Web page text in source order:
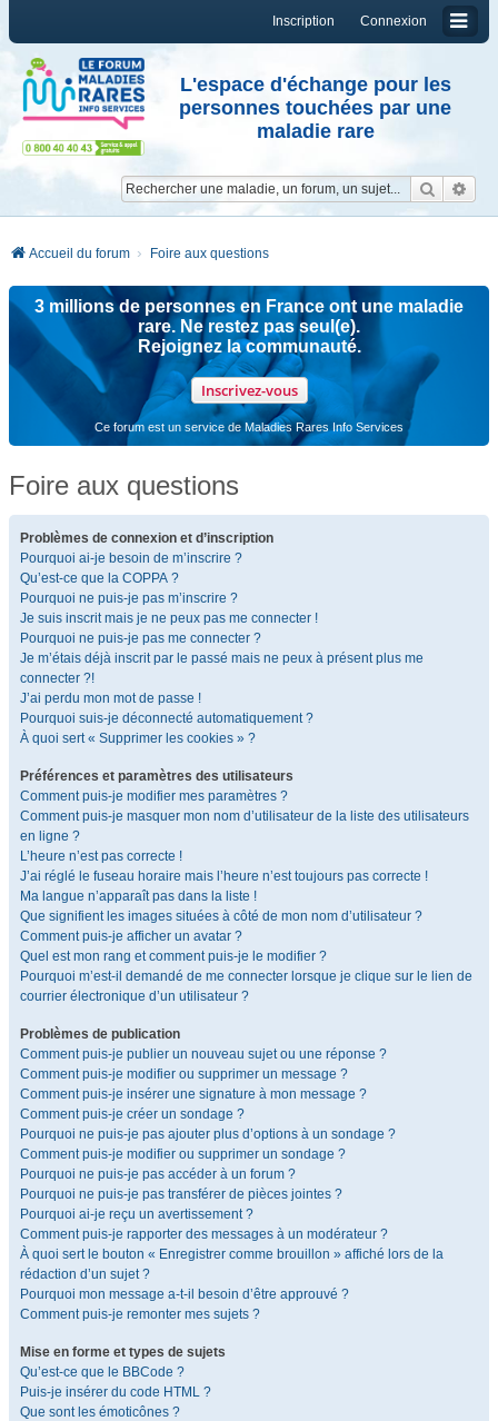
Connexion
Inscription
L'espace d'échange pour les
personnes touchées par une
maladie rare
Accueil du forum Foire aux questions
3 millions de personnes en France ont une maladie
rare. Ne restez pas seul(e).
Rejoignez la communauté.
Inscrivez-vous
Ce forum est un service de Maladies Rares Info Services
Foire aux questions
Problèmes de connexion et d’inscription
Pourquoi ai-je besoin de m’inscrire ?
Qu’est-ce que la COPPA ?
Pourquoi ne puis-je pas m’inscrire ?
Je suis inscrit mais je ne peux pas me connecter !
Pourquoi ne puis-je pas me connecter ?
Je m’étais déjà inscrit par le passé mais ne peux à présent plus me
connecter ?!
J’ai perdu mon mot de passe !
Pourquoi suis-je déconnecté automatiquement ?
À quoi sert « Supprimer les cookies » ?
Préférences et paramètres des utilisateurs
Comment puis-je modifier mes paramètres ?
Comment puis-je masquer mon nom d’utilisateur de la liste des utilisateurs
en ligne ?
L’heure n’est pas correcte !
J’ai réglé le fuseau horaire mais l’heure n’est toujours pas correcte !
Ma langue n’apparaît pas dans la liste !
Que signifient les images situées à côté de mon nom d’utilisateur ?
Comment puis-je afficher un avatar ?
Quel est mon rang et comment puis-je le modifier ?
Pourquoi m’est-il demandé de me connecter lorsque je clique sur le lien de
courrier électronique d’un utilisateur ?
Problèmes de publication
Comment puis-je publier un nouveau sujet ou une réponse ?
Comment puis-je modifier ou supprimer un message ?
Comment puis-je insérer une signature à mon message ?
Comment puis-je créer un sondage ?
Pourquoi ne puis-je pas ajouter plus d’options à un sondage ?
Comment puis-je modifier ou supprimer un sondage ?
Pourquoi ne puis-je pas accéder à un forum ?
Pourquoi ne puis-je pas transférer de pièces jointes ?
Pourquoi ai-je reçu un avertissement ?
Comment puis-je rapporter des messages à un modérateur ?
À quoi sert le bouton « Enregistrer comme brouillon » affiché lors de la
rédaction d’un sujet ?
Pourquoi mon message a-t-il besoin d’être approuvé ?
Comment puis-je remonter mes sujets ?
Mise en forme et types de sujets
Qu’est-ce que le BBCode ?
Puis-je insérer du code HTML ?
Que sont les émoticônes ?